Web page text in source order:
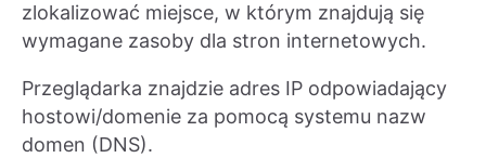
zlokalizować miejsce, w którym znajdują się
wymagane zasoby dla stron internetowych.
Przeglądarka znajdzie adres IP odpowiadający
hostowi/domenie za pomocą systemu nazw
domen (DNS).